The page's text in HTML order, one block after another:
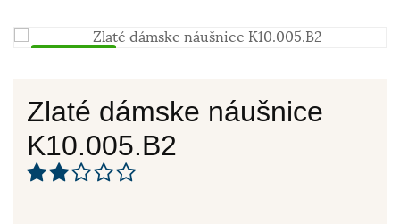
Zlaté dámske náušnice
K10.005.B2